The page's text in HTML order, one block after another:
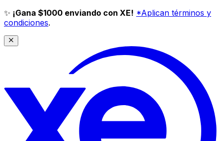
✨ ¡Gana $1000 enviando con XE! *Aplican términos y
condiciones.